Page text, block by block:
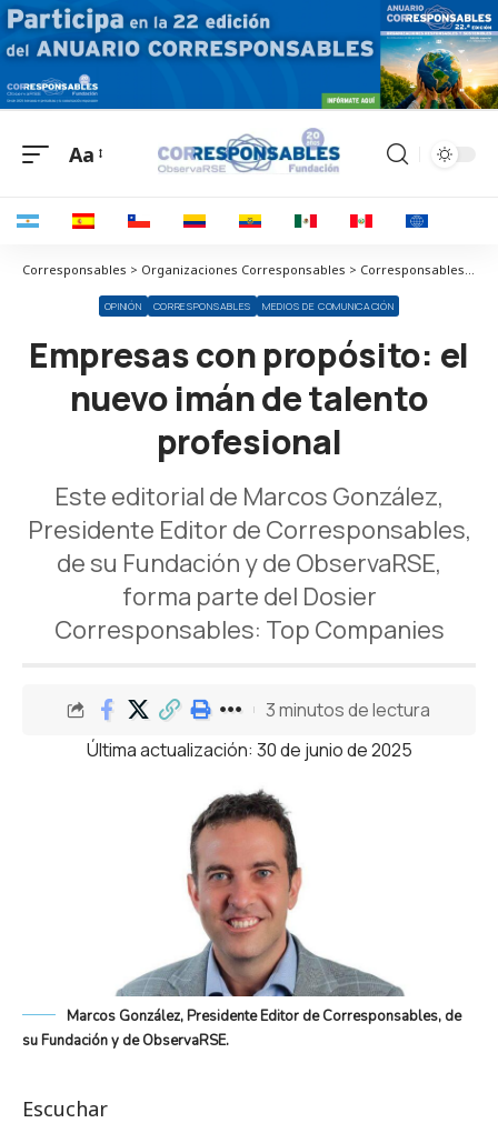
Aa
Corresponsables > Organizaciones Corresponsables > Corresponsables > Empresas con propósito: el nuevo imán de talento profesional
OPINIÓN CORRESPONSABLES MEDIOS DE COMUNICACIÓN
Empresas con propósito: el
nuevo imán de talento
profesional
Este editorial de Marcos González,
Presidente Editor de Corresponsables,
de su Fundación y de ObservaRSE,
forma parte del Dosier
Corresponsables: Top Companies
Última actualización: 30 de junio de 2025
3 minutos de lectura
Marcos González, Presidente Editor de Corresponsables, de
su Fundación y de ObservaRSE.
Escuchar